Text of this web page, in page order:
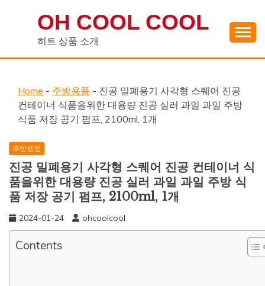
OH COOL COOL
히트 상품 소개
Home - 주방용품 - 진공 밀폐용기 사각형 스퀘어 진공
컨테이너 식품을위한 대용량 진공 실러 과일 과일 주방
식품 저장 공기 펌프, 2100ml, 1개
주방용품
진공 밀폐용기 사각형 스퀘어 진공 컨테이너 식
품을위한 대용량 진공 실러 과일 과일 주방 식
품 저장 공기 펌프, 2100ml, 1개
2024-01-24 ohcoolcool
Contents